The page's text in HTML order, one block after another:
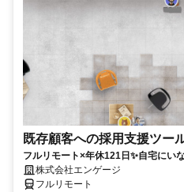
既存顧客への採用支援ツー
フルリモート×年休121日✨自宅にい
株式会社エンゲージ
フルリモート